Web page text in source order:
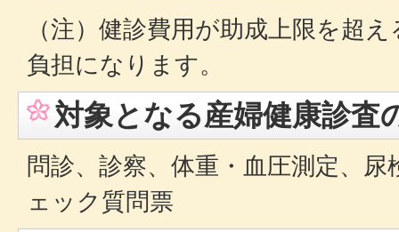
（注）健診費用が助成上限を超
負担になります。
対象となる産婦健康診査
問診、診察、体重・血圧測定、
ェック質問票